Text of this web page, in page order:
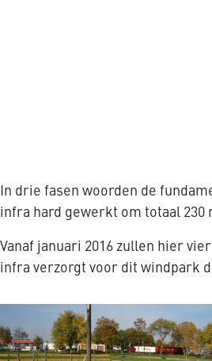
In drie fasen woorden de
infra hard gewerkt om totaal
Vanaf januari 2016 zullen hier
infra verzorgt voor dit windpark